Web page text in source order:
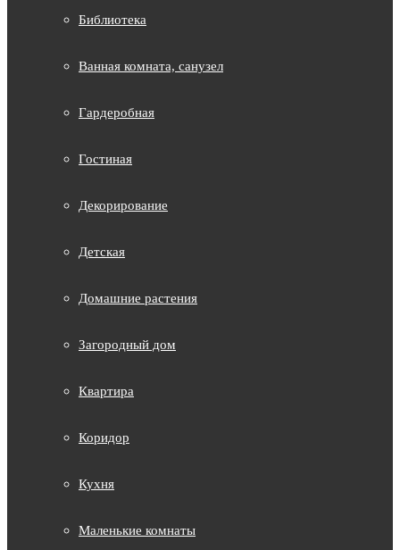
Библиотека
Ванная комната, санузел
Гардеробная
Гостиная
Декорирование
Детская
Домашние растения
Загородный дом
Квартира
Коридор
Кухня
Маленькие комнаты